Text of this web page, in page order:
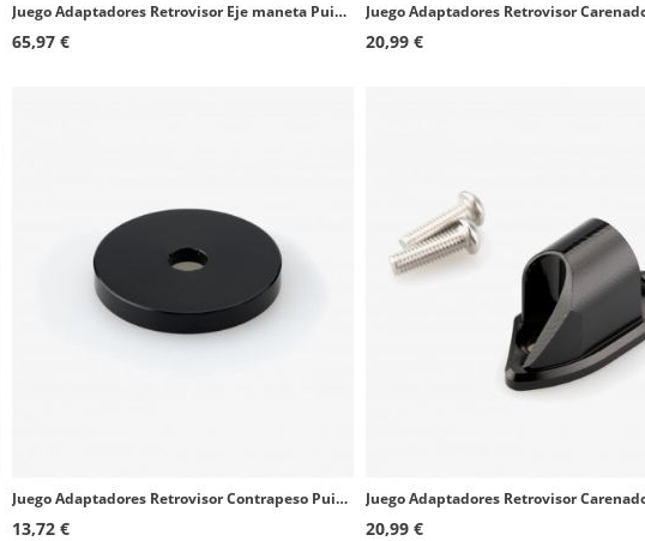
Juego Adaptadores Retrovisor Eje maneta Puig 7517Nx2 Yamaha T-MAX 530
65,97 € 20,99 €
Juego Adaptadores Retrovisor Contrapeso Puig 9582Nx2 Suzuki B-King, GS, Bandit, GSR, GSX, Inazuma, Katana, Gladius, SV, V-Strom
13,72 € 20,99 €